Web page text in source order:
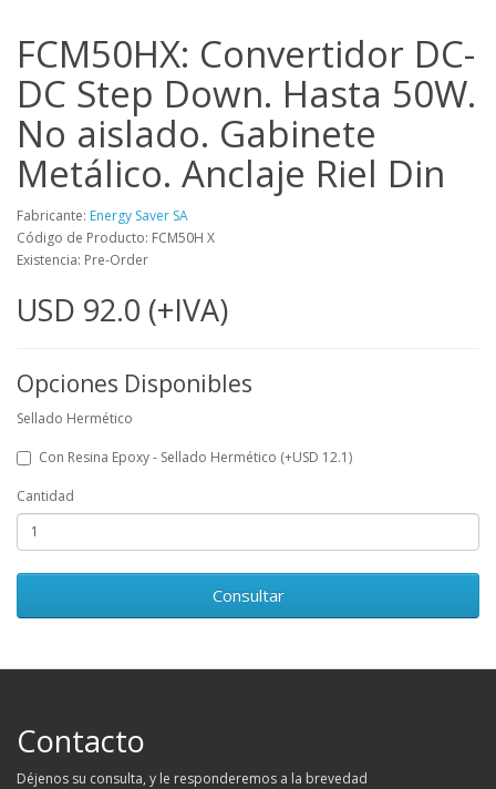
FCM50HX: Convertidor DC-
DC Step Down. Hasta 50W.
No aislado. Gabinete
Metálico. Anclaje Riel Din
Fabricante: Energy Saver SA
Código de Producto: FCM50H X
Existencia: Pre-Order
USD 92.0 (+IVA)
Opciones Disponibles
Sellado Hermético
Con Resina Epoxy - Sellado Hermético (+USD 12.1)
Cantidad
Consultar
Contacto
Déjenos su consulta, y le responderemos a la brevedad